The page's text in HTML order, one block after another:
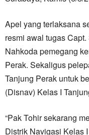
Apel yang terlaksana
resmi awal tugas
Nahkoda pemegang
Perak. Sekaligus
Tanjung Perak untuk
(Disnav) Kelas I
“Pak Tohir sekarang
Distrik Navigasi Kelas